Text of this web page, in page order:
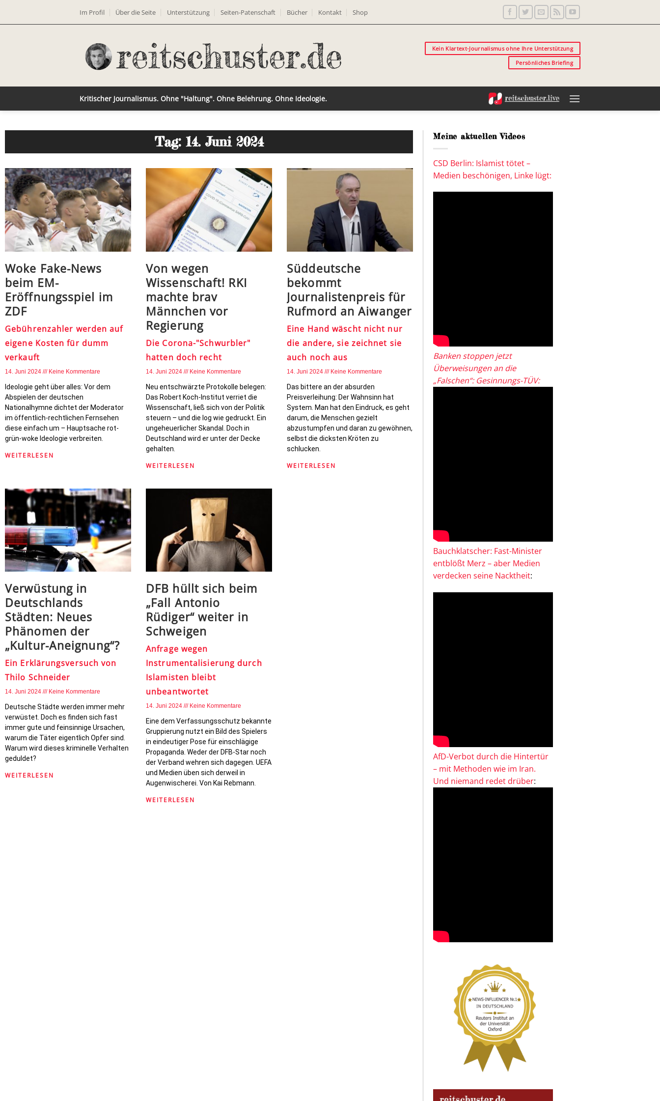
Im Profil Über die Seite Unterstützung Seiten-Patenschaft Bücher Kontakt Shop
Kein Klartext-Journalismus ohne Ihre Unterstützung
Persönliches Briefing
Kritischer Journalismus. Ohne "Haltung". Ohne Belehrung. Ohne Ideologie.
Tag: 14. Juni 2024
Woke Fake-News
beim EM-
Eröffnungsspiel im
ZDF
Gebührenzahler werden auf
eigene Kosten für dumm
verkauft
14. Juni 2024 Keine Kommentare
Ideologie geht über alles: Vor dem
Abspielen der deutschen
Nationalhymne dichtet der Moderator
im öffentlich-rechtlichen Fernsehen
diese einfach um – Hauptsache rot-
grün-woke Ideologie verbreiten.
WEITERLESEN
Von wegen
Wissenschaft! RKI
machte brav
Männchen vor
Regierung
Die Corona-"Schwurbler"
hatten doch recht
14. Juni 2024 Keine Kommentare
Neu entschwärzte Protokolle belegen:
Das Robert Koch-Institut verriet die
Wissenschaft, ließ sich von der Politik
steuern – und die log wie gedruckt. Ein
ungeheuerlicher Skandal. Doch in
Deutschland wird er unter der Decke
gehalten.
WEITERLESEN
Süddeutsche
bekommt
Journalistenpreis für
Rufmord an Aiwanger
Eine Hand wäscht nicht nur
die andere, sie zeichnet sie
auch noch aus
14. Juni 2024 Keine Kommentare
Das bittere an der absurden
Preisverleihung: Der Wahnsinn hat
System. Man hat den Eindruck, es geht
darum, die Menschen gezielt
abzustumpfen und daran zu gewöhnen,
selbst die dicksten Kröten zu
schlucken.
WEITERLESEN
Verwüstung in
Deutschlands
Städten: Neues
Phänomen der
„Kultur-Aneignung“?
Ein Erklärungsversuch von
Thilo Schneider
14. Juni 2024 Keine Kommentare
Deutsche Städte werden immer mehr
verwüstet. Doch es finden sich fast
immer gute und feinsinnige Ursachen,
warum die Täter eigentlich Opfer sind.
Warum wird dieses kriminelle Verhalten
geduldet?
WEITERLESEN
DFB hüllt sich beim
„Fall Antonio
Rüdiger“ weiter in
Schweigen
Anfrage wegen
Instrumentalisierung durch
Islamisten bleibt
unbeantwortet
14. Juni 2024 Keine Kommentare
Eine dem Verfassungsschutz bekannte
Gruppierung nutzt ein Bild des Spielers
in eindeutiger Pose für einschlägige
Propaganda. Weder der DFB-Star noch
der Verband wehren sich dagegen. UEFA
und Medien üben sich derweil in
Augenwischerei. Von Kai Rebmann.
WEITERLESEN
Meine aktuellen Videos
CSD Berlin: Islamist tötet –
Medien beschönigen, Linke lügt:
Banken stoppen jetzt
Überweisungen an die
„Falschen“: Gesinnungs-TÜV:
Bauchklatscher: Fast-Minister
entblößt Merz – aber Medien
verdecken seine Nacktheit:
AfD-Verbot durch die Hintertür
– mit Methoden wie im Iran.
Und niemand redet drüber: